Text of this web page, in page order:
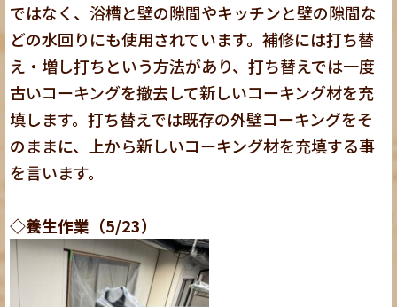
ではなく、浴槽と壁の隙間やキッチンと壁の隙間な
どの水回りにも使用されています。補修には打ち替
え・増し打ちという方法があり、打ち替えでは一度
古いコーキングを撤去して新しいコーキング材を充
填します。打ち替えでは既存の外壁コーキングをそ
のままに、上から新しいコーキング材を充填する事
を言います。
◇養生作業（5/23）